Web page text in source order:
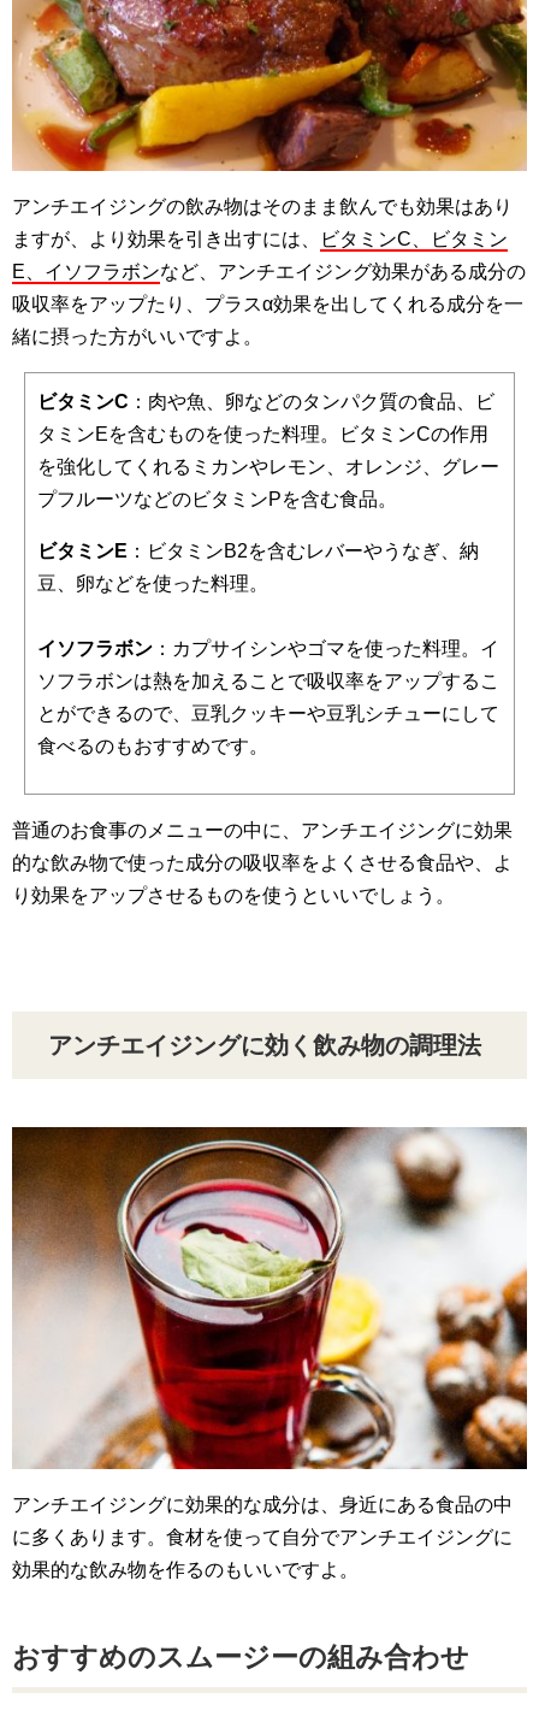
アンチエイジングの飲み物はそのまま飲んでも効果はあり
ますが、より効果を引き出すには、
ビタミンC、ビタミン
E、イソフラボンなど、アンチエイジング効果がある成分の
吸収率をアップたり、プラスα効果を出してくれる成分を一
緒に摂った方がいいですよ。
ビタミンC ：肉や魚、卵などのタンパク質の食品、ビ
タミンEを含むものを使った料理。ビタミンCの作用
を強化してくれるミカンやレモン、オレンジ、グレー
プフルーツなどのビタミンPを含む食品。
ビタミンE ：ビタミンB2を含むレバーやうなぎ、納
豆、卵などを使った料理。
イソフラボン ：カプサイシンやゴマを使った料理。イ
ソフラボンは熱を加えることで吸収率をアップするこ
とができるので、豆乳クッキーや豆乳シチューにして
食べるのもおすすめです。
普通のお食事のメニューの中に、アンチエイジングに効果
的な飲み物で使った成分の吸収率をよくさせる食品や、よ
り効果をアップさせるものを使うといいでしょう。
アンチエイジングに効く飲み物の調理法
アンチエイジングに効果的な成分は、身近にある食品の中
に多くあります。食材を使って自分でアンチエイジングに
効果的な飲み物を作るのもいいですよ。
おすすめのスムージーの組み合わせ